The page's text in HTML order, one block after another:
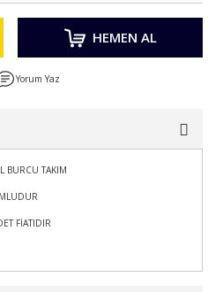
HEMEN AL
Yorum Yaz
BURCU TAKIM
FİATIDIR